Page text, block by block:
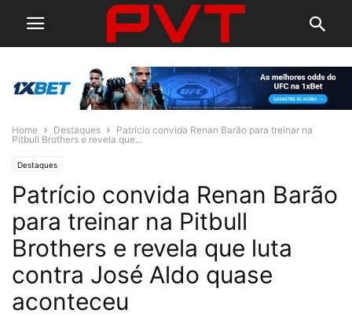
Home Destaques
Patrício convida Renan Barão para treinar na
Pitbull Brothers e revela que...
Destaques
Patrício convida Renan Barão
para treinar na Pitbull
Brothers e revela que luta
contra José Aldo quase
aconteceu